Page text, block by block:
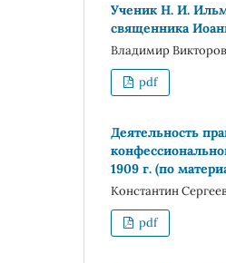
Ученик Н. И.
священника
Владимир
pdf
Деятельность
1909 г. (по
Константин
pdf